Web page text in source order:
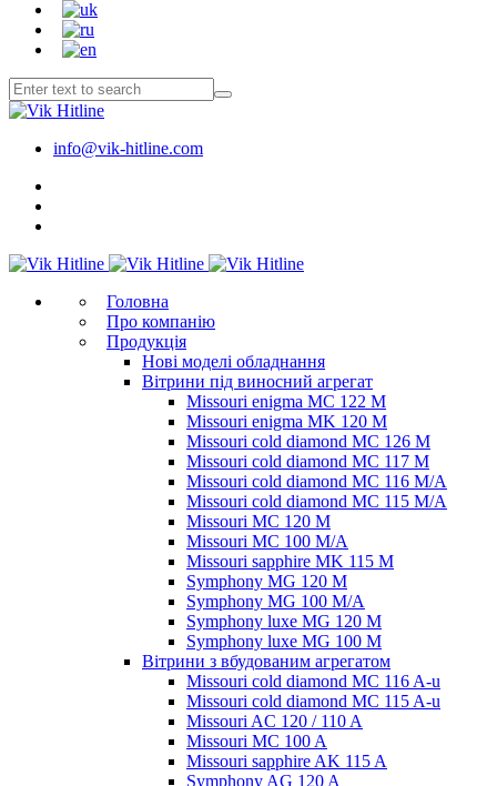
info@vik-hitline.com
Головна
Про компанію
Продукція
Нові моделі обладнання
Вітрини під виносний агрегат
Missouri enigma MC 122 M
Missouri enigma MK 120 M
Missouri cold diamond MC 126 M
Missouri cold diamond MC 117 M
Missouri cold diamond MC 116 M/A
Missouri cold diamond MC 115 M/A
Missouri MC 120 M
Missouri MC 100 M/A
Missouri sapphire MK 115 M
Symphony MG 120 M
Symphony MG 100 M/А
Symphony luxe MG 120 M
Symphony luxe MG 100 M
Вітрини з вбудованим агрегатом
Missouri cold diamond MC 116 A-u
Missouri cold diamond MC 115 A-u
Missouri AC 120 / 110 A
Missouri MC 100 A
Missouri sapphire AK 115 A
Symphony AG 120 A